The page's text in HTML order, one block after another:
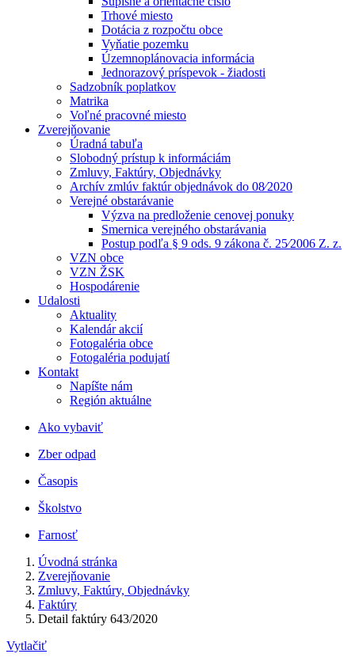
Trhové miesto
Dotácia z rozpočtu obce
Vyňatie pozemku
Územnoplánovacia informácia
Jednorazový príspevok - žiadosti
Sadzobník poplatkov
Matrika
Voľné pracovné miesto
Zverejňovanie
Úradná tabuľa
Slobodný prístup k informáciám
Zmluvy, Faktúry, Objednávky
Archív zmlúv faktúr objednávok do 08⁄2020
Verejné obstarávanie
Výzva na predloženie cenovej ponuky
Smernica verejného obstarávania
Postup podľa § 9 ods. 9 zákona č. 25⁄2006 Z. z.
VZN obce
VZN ŽSK
Hospodárenie
Udalosti
Aktuality
Kalendár akcií
Fotogaléria obce
Fotogaléria podujatí
Kontakt
Napíšte nám
Región aktuálne
Ako vybaviť
Zber odpad
Časopis
Školstvo
Farnosť
Úvodná stránka
Zverejňovanie
Zmluvy, Faktúry, Objednávky
Faktúry
Detail faktúry 643/2020
Vytlačiť